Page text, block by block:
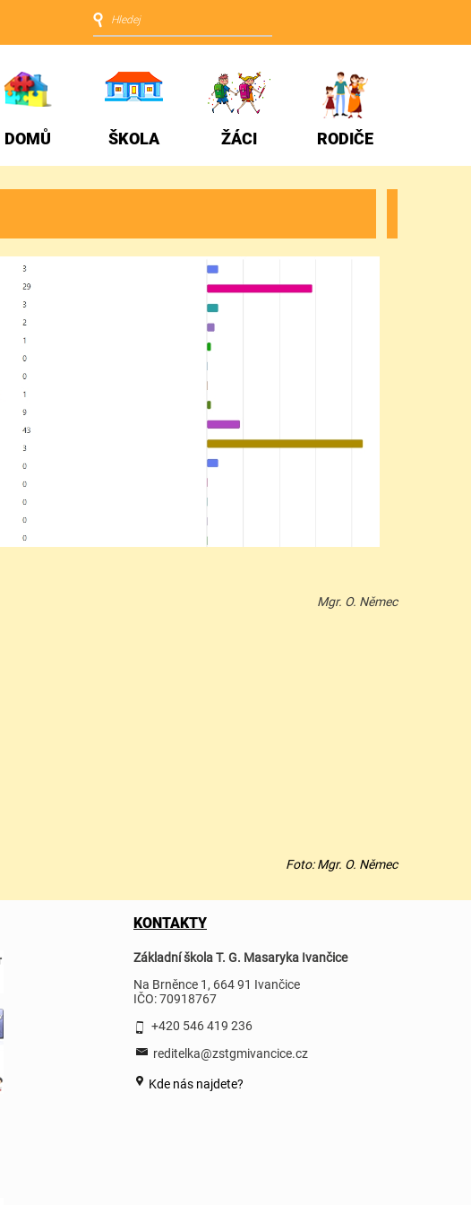
DOMŮ
ŠKOLA ŽÁCI RODIČE
Mgr. O. Němec
Foto: Mgr. O. Němec
KONTAKTY
Základní škola T. G. Masaryka Ivančice
Na Brněnce 1, 664 91 Ivančice
IČO: 70918767
+420 546 419 236
reditelka@zstgmivancice.cz
Kde nás najdete?